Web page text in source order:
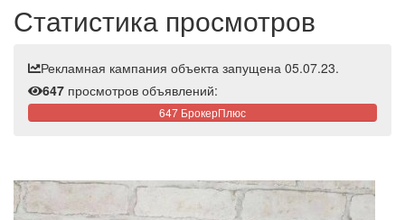
Статистика просмотров
Рекламная кампания объекта запущена 05.07.23.
647 просмотров объявлений:
647 БрокерПлюс